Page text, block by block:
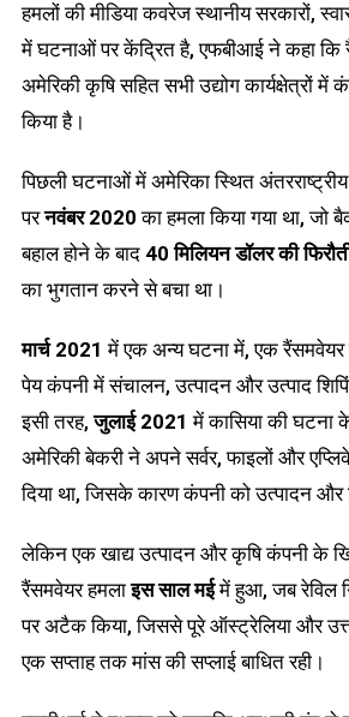
हमलों की मीडिया कवरेज स्थानीय सरकारों,
में घटनाओं पर केंद्रित है, एफबीआई ने कहा कि
अमेरिकी कृषि सहित सभी उद्योग कार्यक्षेत्रों में
किया है।
पिछली घटनाओं में अमेरिका स्थित
परनवंबर 2020 का हमला किया गया था,
बहाल होने के बाद 40 मिलियन डॉलर की
का भुगतान करने से बचा था।
मार्च 2021 में एक अन्य घटना में, एक रैंसमवेयर
पेय कंपनी में संचालन, उत्पादन और उत्पाद
इसी तरह,जुलाई 2021 में कासिया की
अमेरिकी बेकरी ने अपने सर्वर, फाइलों और
दिया था, जिसके कारण कंपनी को उत्पादन और
लेकिन एक खाद्य उत्पादन और कृषि कंपनी के
रैंसमवेयर हमलाइस साल मईमें हुआ, जब रेविल
पर अटैक किया, जिससे पूरे ऑस्ट्रेलिया और
एक सप्ताह तक मांस की सप्लाई बाधित रही।